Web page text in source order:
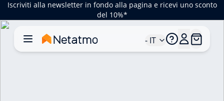
Iscriviti alla newsletter in fondo alla pagina e ricevi uno sconto
del 10%*
- IT